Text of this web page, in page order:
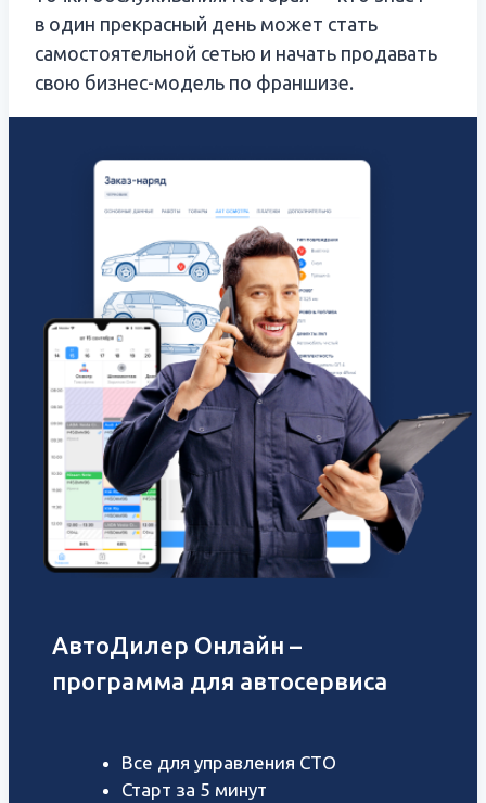
в один прекрасный день может стать
самостоятельной сетью и начать продавать
свою бизнес-модель по франшизе.
АвтоДилер Онлайн –
программа для автосервиса
Все для управления СТО
Старт за 5 минут